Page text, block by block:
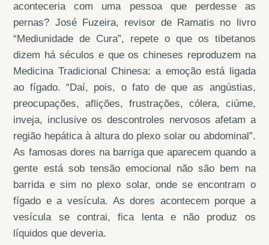
aconteceria com uma pessoa que perdesse as
pernas? José Fuzeira, revisor de Ramatis no livro
“Mediunidade de Cura”, repete o que os tibetanos
dizem há séculos e que os chineses reproduzem na
Medicina Tradicional Chinesa: a emoção está ligada
ao fígado. “Daí, pois, o fato de que as angústias,
preocupações, aflições, frustrações, cólera, ciúme,
inveja, inclusive os descontroles nervosos afetam a
região hepática à altura do plexo solar ou abdominal”.
As famosas dores na barriga que aparecem quando a
gente está sob tensão emocional não são bem na
barrida e sim no plexo solar, onde se encontram o
fígado e a vesícula. As dores acontecem porque a
vesícula se contrai, fica lenta e não produz os
líquidos que deveria.